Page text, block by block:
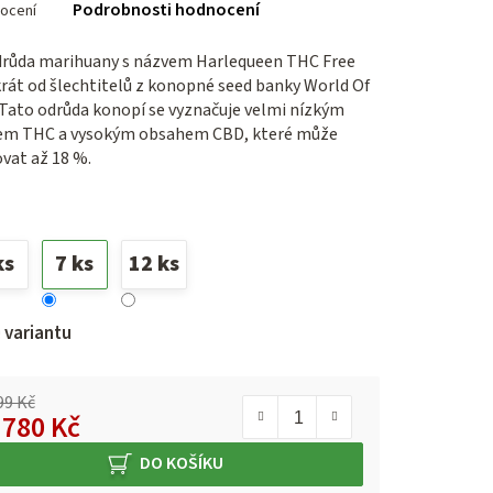
Podrobnosti hodnocení
marihuany s názvem Harlequeen THC Free
od šlechtitelů z konopné seed banky World Of
odrůda konopí se vyznačuje velmi nízkým
THC a vysokým obsahem CBD, které může
až 18 %.
7 ks 12 ks
Kč
780 Kč
cena:
DO KOŠÍKU